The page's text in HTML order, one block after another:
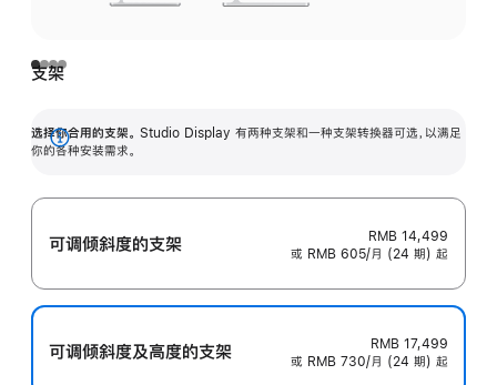
支架
选择你合用的支架。 Studio Display 有两种支架和一种支架转换器可选，以满足
你的各种安装需求。
展
可调倾斜度的支架
RMB 14,499
或 RMB 605/月 (24 期) 起
可调倾斜度及高‍度的支‍架
RMB 17,499
或 RMB 730/月 (24 期) 起